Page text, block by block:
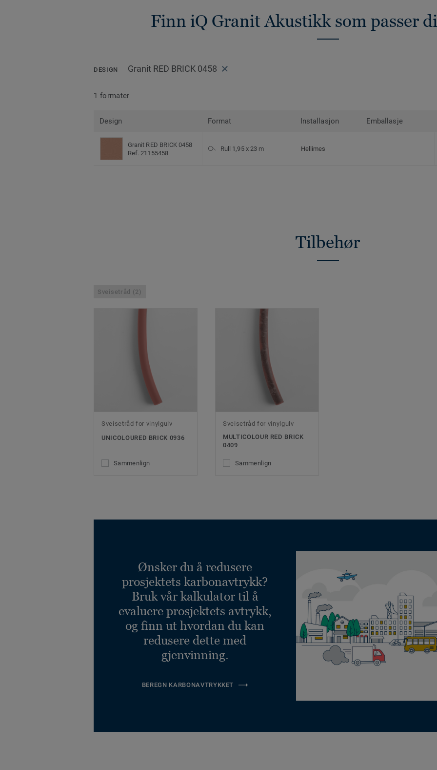
Finn iQ Granit Akustikk som passer
DESIGN Granit RED BRICK 0458
1 formater
Design Format Installasjon Emballasje
Granit RED BRICK 0458
Ref. 21155458
Rull 1,95 x 23 m Hellimes
Tilbehør
Sveisetråd (2)
Sveisetråd for vinylgulv
UNICOLOURED BRICK 0936
Sammenlign
Sveisetråd for vinylgulv
MULTICOLOUR RED BRICK
0409
Sammenlign
Ønsker du å redusere
prosjektets karbonavtrykk?
Bruk vår kalkulator til å
evaluere prosjektets avtrykk,
og finn ut hvordan du kan
redusere dette med
gjenvinning.
BEREGN KARBONAVTRYKKET